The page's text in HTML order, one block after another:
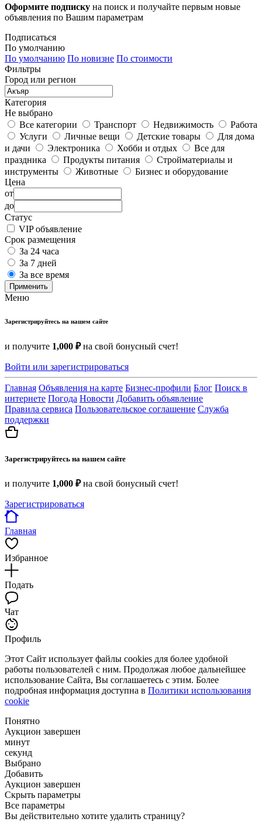
Оформите подписку на поиск и получайте первым новые
объявления по Вашим параметрам
Подписаться
По умолчанию
По умолчанию По новизне По стоимости
Фильтры
Город или регион
Категория
Не выбрано
Все категории
Транспорт Недвижимость
Работа
Услуги
Личные вещи Детские товары
Для дома
и дачи
Электроника Хобби и отдых
Все для
праздника
Продукты питания
Стройматериалы и
инструменты
Животные
Бизнес и оборудование
Цена
от
до
Статус
VIP объявление
Срок размещения
За 24 часа
За 7 дней
За все время
Применить
Меню
Зарегистрируйтесь на нашем сайте
и получите 1,000 ₽на свой бонусный счет!
Войти или зарегистрироваться
Главная Объявления на карте Бизнес-профили Блог Поиск в
интернете Погода Новости Добавить объявление
Правила сервиса Пользовательское соглашение Служба
поддержки
Зарегистрируйтесь на нашем сайте
и получите 1,000 ₽на свой бонусный счет!
Зарегистрироваться
Главная
Избранное
Подать
Чат
Профиль
Этот Сайт использует файлы cookies для более удобной
работы пользователей с ним. Продолжая любое дальнейшее
использование Сайта, Вы соглашаетесь с этим. Более
подробная информация доступна в Политики использования
cookie
Понятно
Аукцион завершен
минут
секунд
Выбрано
Добавить
Аукцион завершен
Скрыть параметры
Все параметры
Вы действительно хотите удалить страницу?